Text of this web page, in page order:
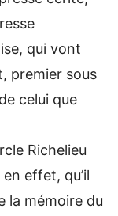
qui vont
premier sous
celui que
Richelieu
effet, qu’il
la mémoire du